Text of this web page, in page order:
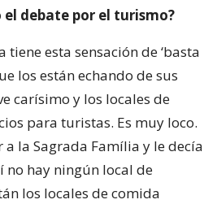
debate por el turismo?
tiene esta sensación de ‘basta
los están echando de sus
carísimo y los locales de
para turistas. Es muy loco.
la Sagrada Família y le decía
no hay ningún local de
los locales de comida